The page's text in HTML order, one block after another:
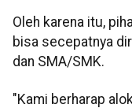
Oleh karena itu,
bisa secepatnya
dan SMA/SMK.
"Kami berharap